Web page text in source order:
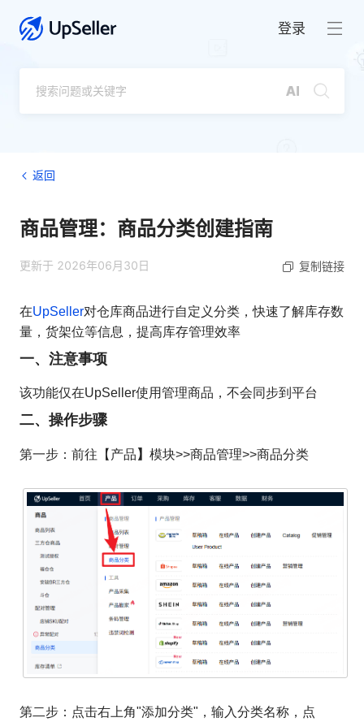
登录
返回
商品管理：商品分类创建指南
更新于 2026年06月30日 复制链接
在UpSeller对仓库商品进行自定义分类，快速了解库存数
量，货架位等信息，提高库存管理效率
一、注意事项
该功能仅在UpSeller使用管理商品，不会同步到平台
二、操作步骤
第一步：前往【产品】 模块>>商品管理>>商品分类
第二步：点击右上角"添加分类"，输入分类名称，点